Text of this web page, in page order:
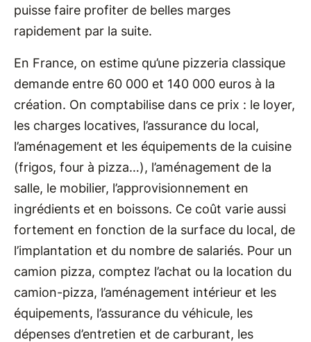
puisse faire profiter de belles marges
rapidement par la suite.
En France, on estime qu’une pizzeria classique
demande entre 60 000 et 140 000 euros à la
création. On comptabilise dans ce prix : le loyer,
les charges locatives, l’assurance du local,
l’aménagement et les équipements de la cuisine
(frigos, four à pizza…), l’aménagement de la
salle, le mobilier, l’approvisionnement en
ingrédients et en boissons. Ce coût varie aussi
fortement en fonction de la surface du local, de
l’implantation et du nombre de salariés. Pour un
camion pizza, comptez ​​l’achat ou la location du
camion-pizza, l’aménagement intérieur et les
équipements, l’assurance du véhicule, les
dépenses d’entretien et de carburant, les